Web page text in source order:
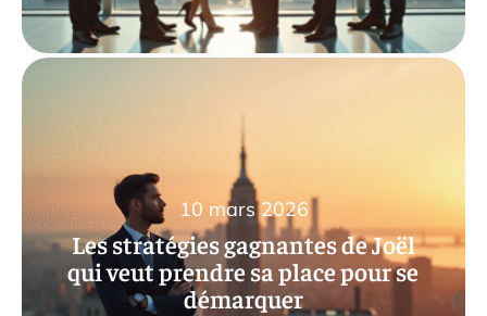
Les stratégies gagnantes de Joël
qui veut prendre sa place pour se
démarquer
10 mars 2026